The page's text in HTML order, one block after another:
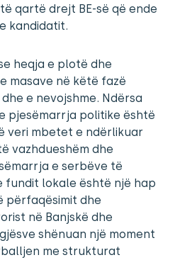
qartë drejt BE-së që ende
kandidatit.
heqja e plotë dhe
masave në këtë fazë
e nevojshme. Ndërsa
pjesëmarrja politike është
veri mbetet e ndërlikuar
vazhdueshëm dhe
e serbëve të
fundit lokale është një hap
përfaqësimit dhe
në Banjskë dhe
shënuan një moment
me strukturat